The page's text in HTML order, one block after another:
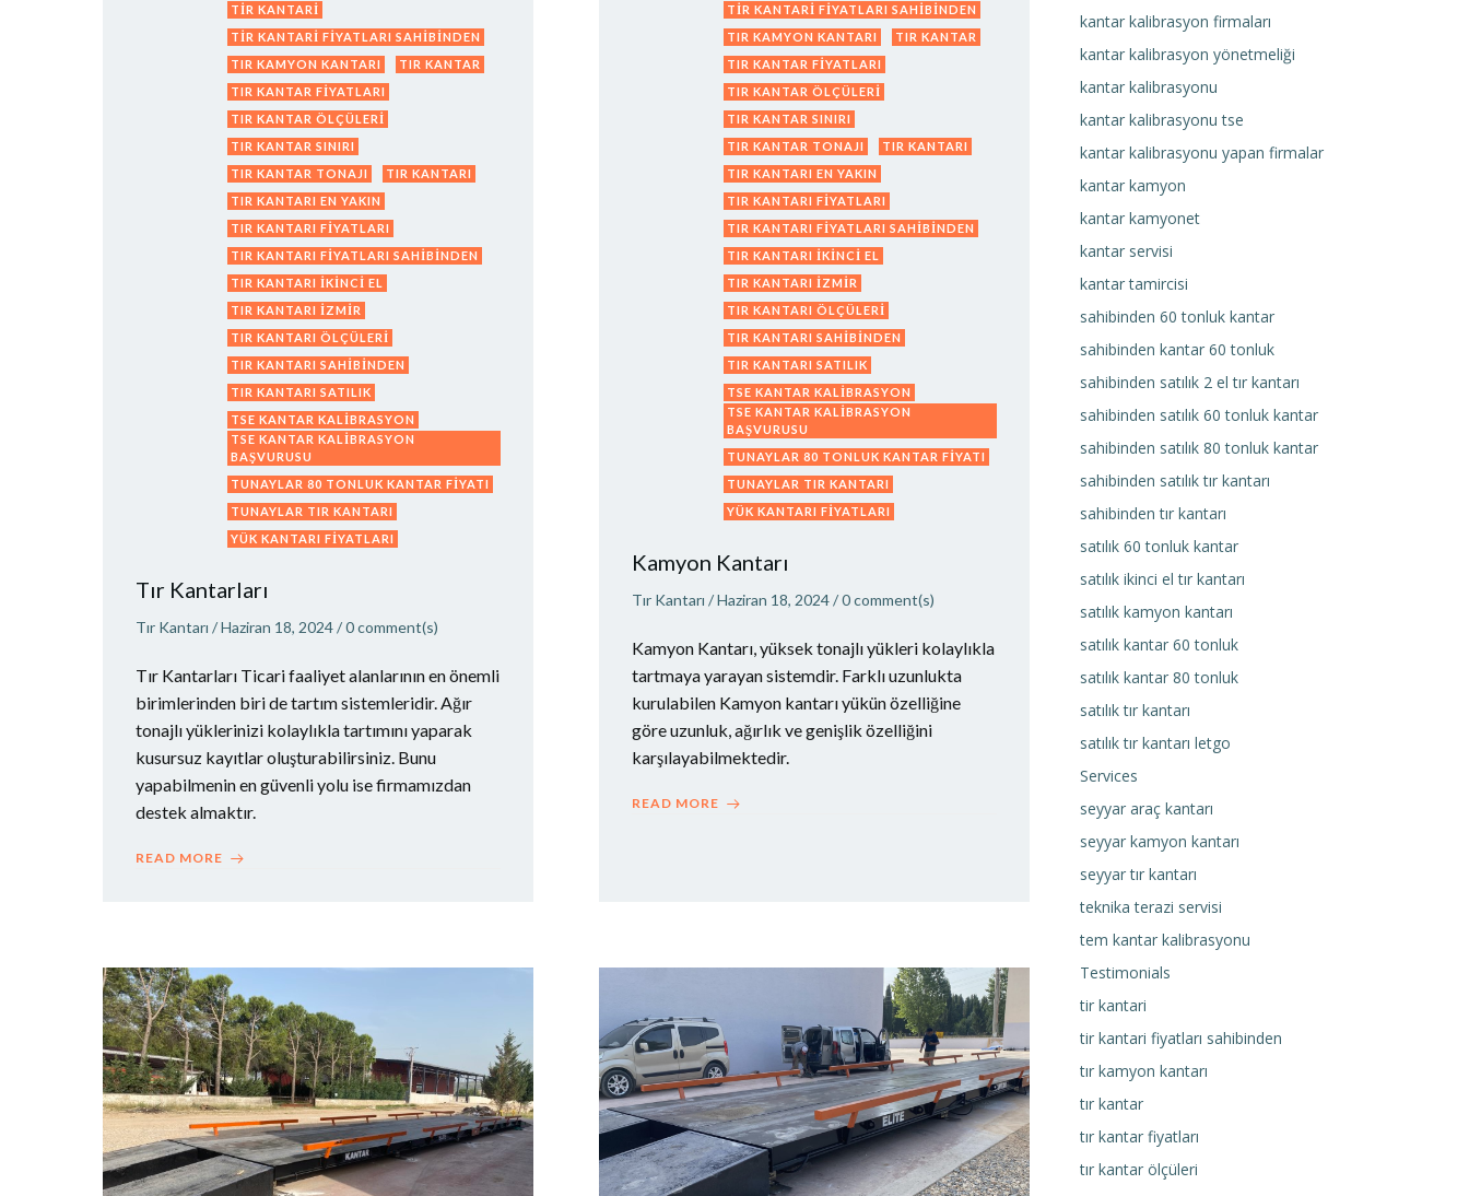
TIR KANTARI
TIR KANTARI FIYATLARI SAHIBINDEN
TIR KAMYON KANTARI
TIR KANTAR
TIR KANTAR FIYATLARI
TIR KANTAR ÖLÇÜLERI
TIR KANTAR SINIRI
TIR KANTAR TONAJI
TIR KANTARI
TIR KANTARI EN YAKIN
TIR KANTARI FIYATLARI
TIR KANTARI FIYATLARI SAHIBINDEN
TIR KANTARI IKINCI EL
TIR KANTARI IZMIR
TIR KANTARI ÖLÇÜLERI
TIR KANTARI SAHIBINDEN
TIR KANTARI SATILIK
TSE KANTAR KALIBRASYON
TSE KANTAR KALIBRASYON
BAŞVURUSU
TUNAYLAR 80 TONLUK KANTAR FIYATI
TUNAYLAR TIR KANTARI
YÜK KANTARI FIYATLARI
Tır Kantarları
Tır Kantarı /Haziran 18, 2024/0comment(s)
Tır Kantarları Ticari faaliyet alanlarının en önemli
birimlerinden biri de tartım sistemleridir. Ağır
tonajlı yüklerinizi kolaylıkla tartımını yaparak
kusursuz kayıtlar oluşturabilirsiniz. Bunu
yapabilmenin en güvenli yolu ise firmamızdan
destek almaktır.
READ MORE
TIR KANTARI FIYATLARI SAHIBINDEN
TIR KAMYON KANTARI
TIR KANTAR
TIR KANTAR FIYATLARI
TIR KANTAR ÖLÇÜLERI
TIR KANTAR SINIRI
TIR KANTAR TONAJI
TIR KANTARI
TIR KANTARI EN YAKIN
TIR KANTARI FIYATLARI
TIR KANTARI FIYATLARI SAHIBINDEN
TIR KANTARI IKINCI EL
TIR KANTARI IZMIR
TIR KANTARI ÖLÇÜLERI
TIR KANTARI SAHIBINDEN
TIR KANTARI SATILIK
TSE KANTAR KALIBRASYON
TSE KANTAR KALIBRASYON
BAŞVURUSU
TUNAYLAR 80 TONLUK KANTAR FIYATI
TUNAYLAR TIR KANTARI
YÜK KANTARI FIYATLARI
Kamyon Kantarı
Tır Kantarı /Haziran 18, 2024/0comment(s)
Kamyon Kantarı, yüksek tonajlı yükleri kolaylıkla
tartmaya yarayan sistemdir. Farklı uzunlukta
kurulabilen Kamyon kantarı yükün özelliğine
göre uzunluk, ağırlık ve genişlik özelliğini
karşılayabilmektedir.
READ MORE
kantar kalibrasyon firmaları
kantar kalibrasyon yönetmeliği
kantar kalibrasyonu
kantar kalibrasyonu tse
kantar kalibrasyonu yapan firmalar
kantar kamyon
kantar kamyonet
kantar servisi
kantar tamircisi
sahibinden 60 tonluk kantar
sahibinden kantar 60 tonluk
sahibinden satılık 2 el tır kantarı
sahibinden satılık 60 tonluk kantar
sahibinden satılık 80 tonluk kantar
sahibinden satılık tır kantarı
sahibinden tır kantarı
satılık 60 tonluk kantar
satılık ikinci el tır kantarı
satılık kamyon kantarı
satılık kantar 60 tonluk
satılık kantar 80 tonluk
satılık tır kantarı
satılık tır kantarı letgo
Services
seyyar araç kantarı
seyyar kamyon kantarı
seyyar tır kantarı
teknika terazi servisi
tem kantar kalibrasyonu
Testimonials
tir kantari
tir kantari fiyatları sahibinden
tır kamyon kantarı
tır kantar
tır kantar fiyatları
tır kantar ölçüleri